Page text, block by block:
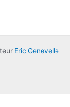
Eric Genevelle